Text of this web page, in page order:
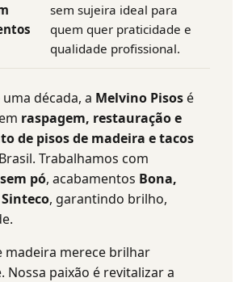
sem sujeira ideal para
quem quer praticidade e
qualidade profissional.
década, a Melvino Pisos é
raspagem, restauração e
de pisos de madeira e tacos
Trabalhamos com
sem pó, acabamentos Bona,
Sinteco, garantindo brilho,
madeira merece brilhar
Nossa paixão é revitalizar a